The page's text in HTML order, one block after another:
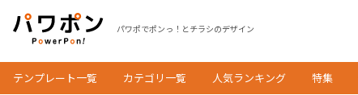
パワポでポンっ！とチラシのデザイン
テンプレート一覧 カテゴリ一覧 人気ランキング 特集